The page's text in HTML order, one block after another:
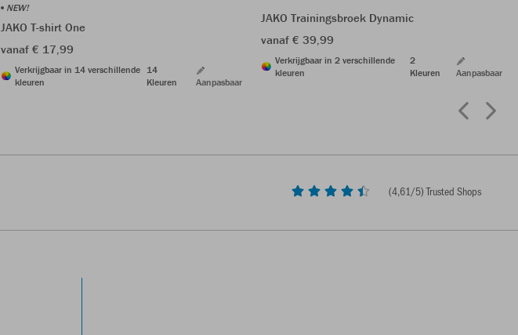
NEW!
JAKO T-shirt One
vanaf € 17,99
Verkrijgbaar in 14 verschillende
kleuren
14
Kleuren
Aanpasbaar
JAKO Trainingsbroek Dynamic
vanaf € 39,99
Verkrijgbaar in 2 verschillende
kleuren
2
Kleuren
Aanpasbaar
(4,61/5) Trusted Shops